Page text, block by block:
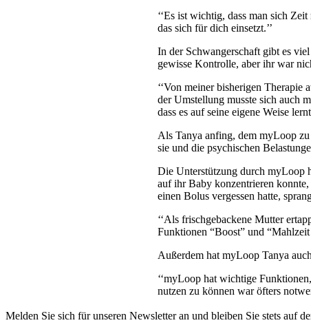
‘‘Es ist wichtig, dass man sich
das sich für dich einsetzt.’’
In der Schwangerschaft gibt es
gewisse Kontrolle, aber ihr war
‘‘Von meiner bisherigen
der Umstellung musste sich auch
dass es auf seine eigene Weise
Als Tanya anfing, dem myLoop
sie und die psychischen
Die Unterstützung durch myLoop
auf ihr Baby konzentrieren
einen Bolus vergessen hatte,
‘‘Als frischgebackene Mutter
Funktionen “Boost” und
Außerdem hat myLoop Tanya
‘‘myLoop hat wichtige
nutzen zu können war öfters
Melden Sie sich für unseren Newsletter an und bleiben Sie stets auf